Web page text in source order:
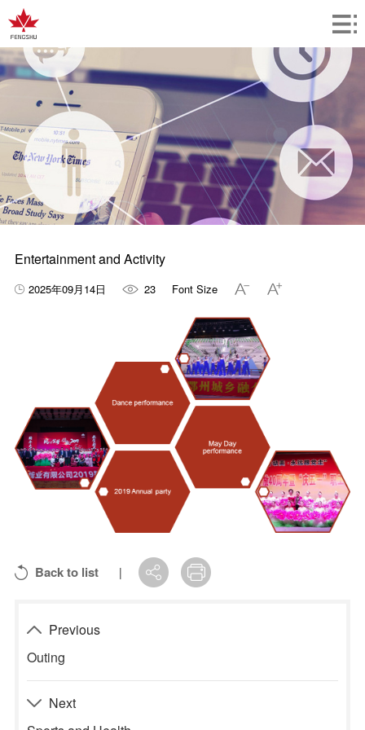
Entertainment and Activity
2025年09月14日 23 Font Size
Back to list |
Previous
Outing
Next